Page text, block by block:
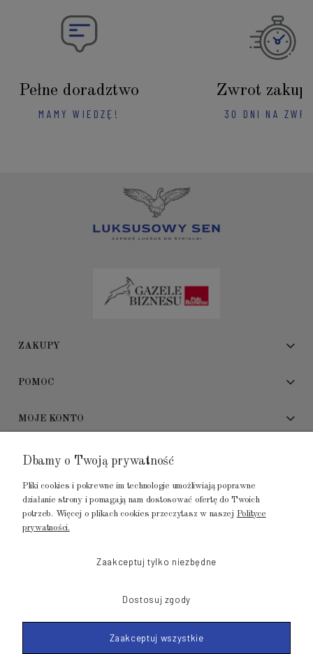
Pełne doradztwo
MAMY WIEDZĘ!
Zwrot
30 DNI NA
ZAKUPY
POMOC
MOJE KONTO
ADRES SHOWROOMU
GALERIA METROPOLIA
ul. Jana Kilińskiego 4
Dbamy o Twoją prywatność
Pliki cookies i pokrewne im technologie umożliwiają poprawne
działanie strony i pomagają nam dostosować ofertę do Twoich
potrzeb. Więcej o plikach cookies przeczytasz w naszej Polityce
prywatności.
Zaakceptuj tylko niezbędne
Dostosuj zgody
Zaakceptuj wszystkie